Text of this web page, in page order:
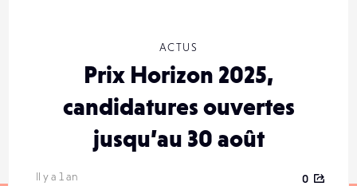
ACTUS
Prix Horizon 2025,
candidatures ouvertes
jusqu’au 30 août
Il y a 1 an
0